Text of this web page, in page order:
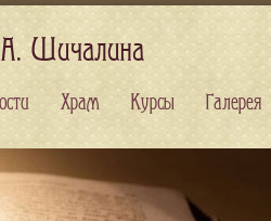
А. Шичалина
Храм Курсы Галерея